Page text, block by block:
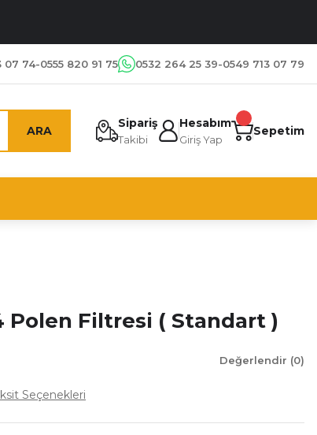
07 74-0555 820 91 75 0532 264 25 39-0549 713 07 79
ARA
Sipariş
Takibi
Hesabım
Giriş Yap
Sepetim
Polen Filtresi ( Standart )
Değerlendir (0)
Seçenekleri